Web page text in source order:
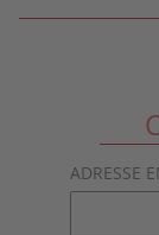
ADRESSE